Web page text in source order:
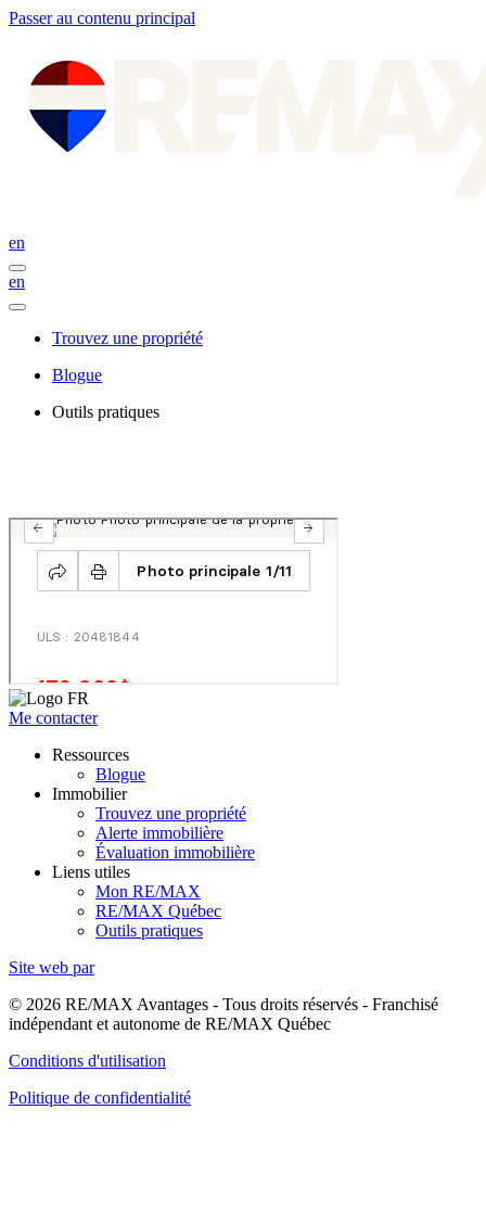
Passer au contenu principal
en
en
Trouvez une propriété
Blogue
Outils pratiques
Me contacter
Ressources
Blogue
Immobilier
Trouvez une propriété
Alerte immobilière
Évaluation immobilière
Liens utiles
Mon RE/MAX
RE/MAX Québec
Outils pratiques
Site web par
© 2026 RE/MAX Avantages - Tous droits réservés - Franchisé
indépendant et autonome de RE/MAX Québec
Conditions d'utilisation
Politique de confidentialité